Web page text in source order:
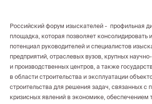
Российский форум изыскателей - профильная
площадка, которая позволяет консолидировать
потенциал руководителей и специалистов
предприятий, отраслевых вузов, крупных
и производственных центров, а также
в области строительства и эксплуатации
строительства для решения задач, связанных с
кризисных явлений в экономике, обеспечением